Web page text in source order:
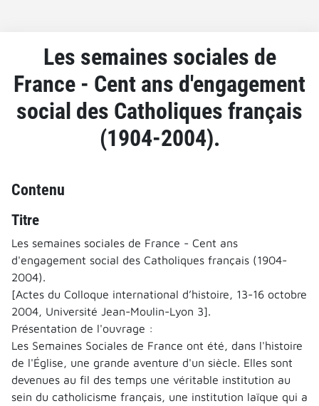
Les semaines sociales de
France - Cent ans d'engagement
social des Catholiques français
(1904-2004).
Contenu
Titre
Les semaines sociales de France - Cent ans
d'engagement social des Catholiques français (1904-
2004).
[Actes du Colloque international d’histoire, 13-16 octobre
2004, Université Jean-Moulin-Lyon 3].
Présentation de l'ouvrage :
Les Semaines Sociales de France ont été, dans l'histoire
de l'Église, une grande aventure d'un siècle. Elles sont
devenues au fil des temps une véritable institution au
sein du catholicisme français, une institution laïque qui a